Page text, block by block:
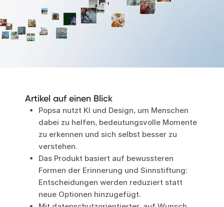
Artikel auf einen Blick
Popsa nutzt KI und Design, um Menschen
dabei zu helfen, bedeutungsvolle Momente
zu erkennen und sich selbst besser zu
verstehen.
Das Produkt basiert auf bewussteren
Formen der Erinnerung und Sinnstiftung:
Entscheidungen werden reduziert statt
neue Optionen hinzugefügt.